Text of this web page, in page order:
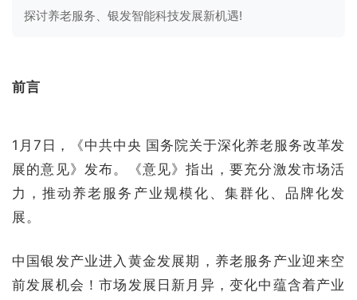
探讨养老服务、银发智能科技发展新机遇!
前言
1月7日，《中共中央 国务院关于深化养老服务改革发
展的意见》发布。《意见》指出，要充分激发市场活
力，推动养老服务产业规模化、集群化、品牌化发
展。
中国银发产业进入黄金发展期，养老服务产业迎来空
前发展机会！市场发展日新月异，变化中蕴含着产业